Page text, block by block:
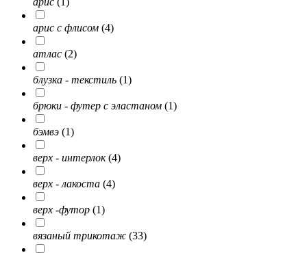
арис с флисом (4)
атлас (2)
блузка - текстиль (1)
брюки - футер с эластаном (1)
бэмвэ (1)
верх - интерлок(4)
верх - лакоста (4)
верх -футор (1)
вязаный трикотаж (33)